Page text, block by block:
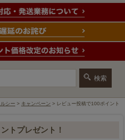
シー > キャンペーン > レビュー投稿で100ポイント
トプレゼント！